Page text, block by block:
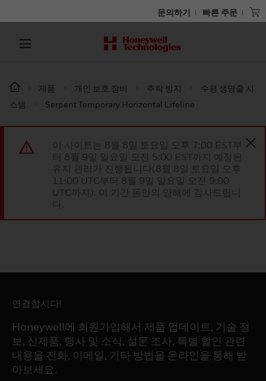
문의하기 빠른 주문
제품 개인 보호 장비 추락 방지
수평 생명줄 시
스템
Serpent Temporary Horizontal Lifeline
이 사이트는 8월 8일 토요일 오후 7:00 EST부
터 8월 9일 일요일 오전 5:00 EST까지 예정된
유지 관리가 진행됩니다(8월 8일 토요일 오후
11:00 UTC부터 8월 9일 일요일 오전 9:00
UTC까지). 이 기간 동안의 양해에 감사드립니
다.
연결합시다!
Honeywell에 회원가입해서 제품 업데이트, 기술 정
보, 신제품, 행사 및 소식, 설문 조사, 특별 할인 관련
내용을 전화, 이메일, 기타 방법을 온라인을 통해 받
아보세요.